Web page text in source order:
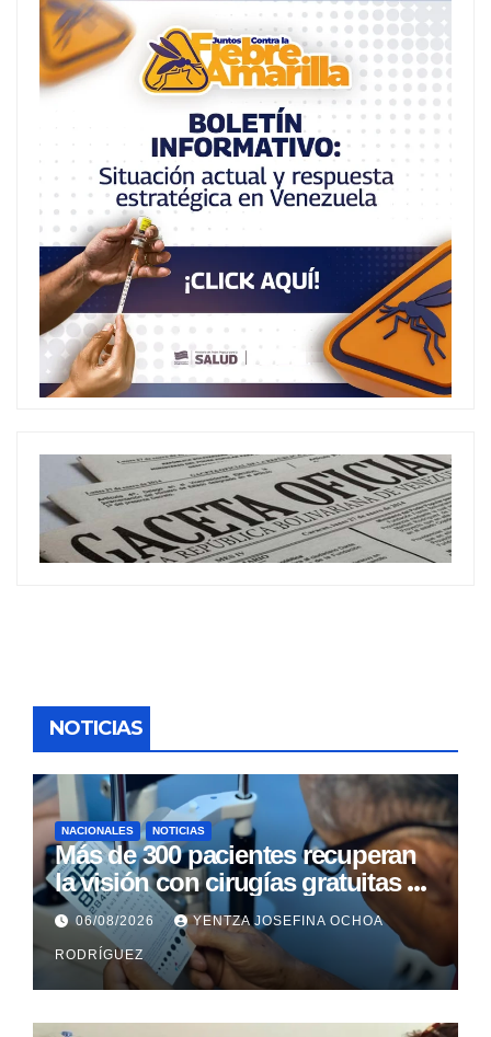
NOTICIAS
NACIONALES NOTICIAS
Más de 300 pacientes recuperan
la visión con cirugías gratuitas de
cataratas en Zulia
06/08/2026 YENTZA JOSEFINA OCHOA
RODRÍGUEZ